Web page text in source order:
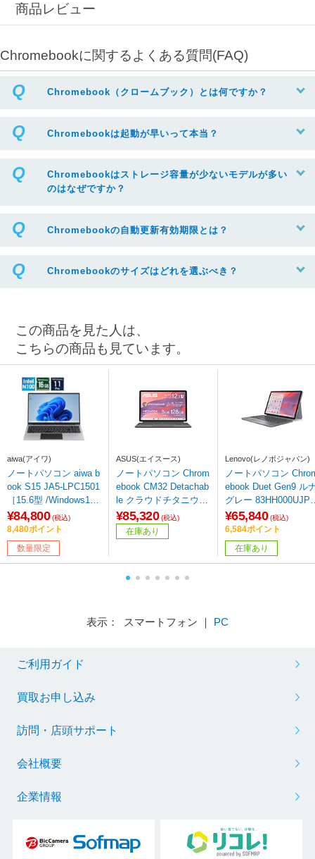
商品レビュー
Chromebookに関するよくある質問(FAQ)
Chromebook（クロームブック）とは何ですか？
Chromebookは起動が早いって本当？
Chromebookはストレージ容量が少ないモデルが多い
のはなぜですか？
Chromebookの自動更新有効期限とは？
Chromebookのサイズはどれを選ぶべき？
この商品を見た人は、
こちらの商品も見ています。
aiwa(アイワ)
ノートパソコン aiwa b
ook S15 JA5-LPC1501
［15.6型 /Windows11
Pro /intel N100 /メモ
リ：16GB /SSD：256
GB /日本語版キーボー
ド /2025年7月モデル］
【sof001】
¥84,800 (税込)
8,480ポイント
数量限定
ASUS(エイスース)
ノートパソコン Chrom
ebook CM32 Detachab
le クラウドチタニウム
CM3206DM4A-TR0023
［12.1型 /Chrome OS
/MediaTek /メモリ：8
日本語版キーボード］
¥85,320 (税込)
在庫あり
Lenovo(レノボジャパン)
ノートパソコン
ebook Duet Gen9 ル
グレー 83HH000UJP
［10.95型 /Chrome
/MediaTek /メモリ：4
GB /eMMC：128GB /
日本語版キーボード /
024年10月モデル］
¥65,840 (税込)
6,584ポイント
在庫あり
表示： スマートフォン ｜ PC
ご利用ガイド
買取お申し込み
訪問・店頭サポート
会社概要
企業情報